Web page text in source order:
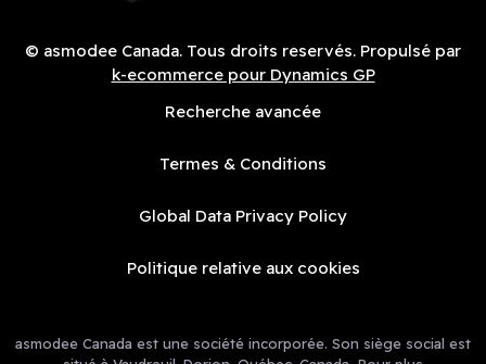
© asmodee Canada. Tous droits reservés. Propulsé par
k-ecommerce pour Dynamics GP
Recherche avancée
Termes & Conditions
Global Data Privacy Policy
Politique relative aux cookies
asmodee Canada est une société incorporée. Son siège social est